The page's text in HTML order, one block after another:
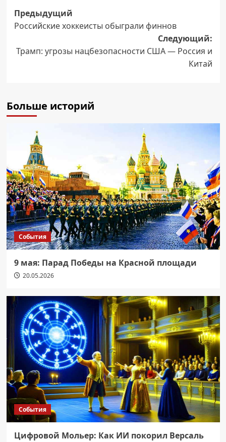
Навигация
записи
Предыдущий
Российские хоккеисты обыграли финнов
Следующий:
Трамп: угрозы нацбезопасности США — Россия и
Китай
Больше историй
События
9 мая: Парад Победы на Красной площади
20.05.2026
События
Цифровой Мольер: Как ИИ покорил Версаль